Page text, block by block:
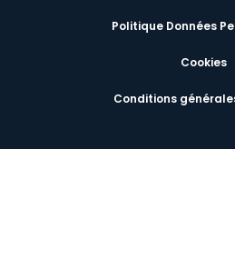
Politique Données
Cookies
Conditions